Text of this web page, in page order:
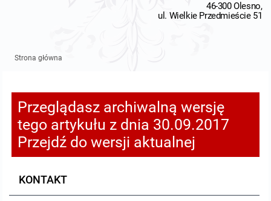
46-300 Olesno,
ul. Wielkie Przedmieście 51
Pozostałe dokumenty
Raport o stanie zapewnienia dostępności podmiotu publicznego
Nabór pracowników
Strona główna
Przeglądasz archiwalną wersję
tego artykułu z dnia 30.09.2017
Przejdź do wersji aktualnej
KONTAKT